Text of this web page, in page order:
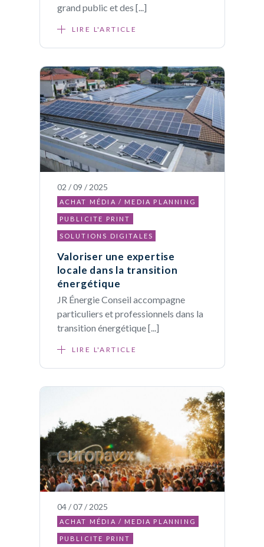
grand public et des [...]
LIRE L'ARTICLE
02 / 09 / 2025
ACHAT MÉDIA / MEDIA PLANNING
PUBLICITE PRINT
SOLUTIONS DIGITALES
Valoriser une expertise
locale dans la transition
énergétique
JR Énergie Conseil accompagne
particuliers et professionnels dans la
transition énergétique [...]
LIRE L'ARTICLE
04 / 07 / 2025
ACHAT MÉDIA / MEDIA PLANNING
PUBLICITE PRINT